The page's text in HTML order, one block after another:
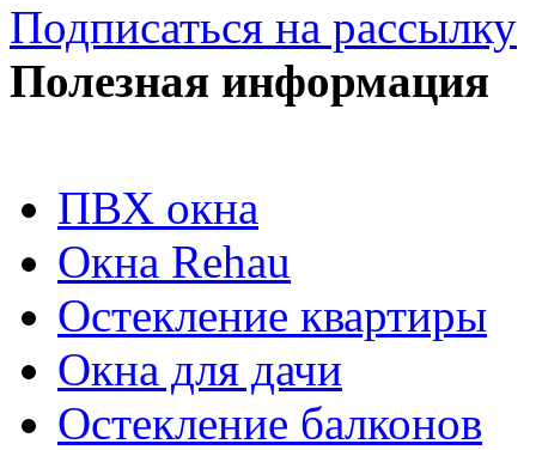
Подписаться на рассылку
Полезная информация
ПВХ окна
Окна Rehau
Остекление квартиры
Окна для дачи
Остекление балконов